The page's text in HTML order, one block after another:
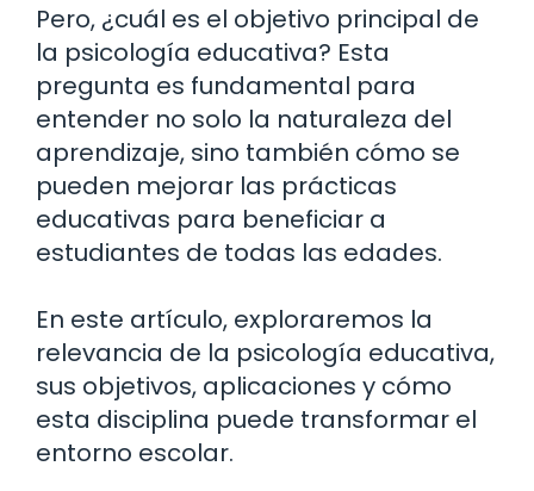
Pero, ¿cuál es el objetivo principal de
la psicología educativa? Esta
pregunta es fundamental para
entender no solo la naturaleza del
aprendizaje, sino también cómo se
pueden mejorar las prácticas
educativas para beneficiar a
estudiantes de todas las edades.
En este artículo, exploraremos la
relevancia de la psicología educativa,
sus objetivos, aplicaciones y cómo
esta disciplina puede transformar el
entorno escolar.